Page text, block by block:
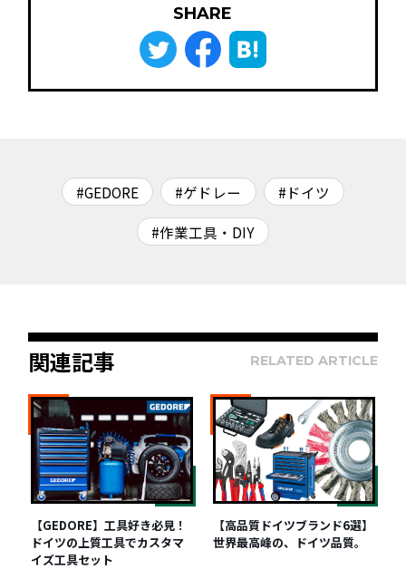
SHARE
#GEDORE #ゲドレー
#ドイツ
#作業工具・DIY
関連記事 RELATED ARTICLE
【GEDORE】工具好き必見！
ドイツの上質工具でカスタマ
イズ工具セット
【高品質ドイツブランド6選】
世界最高峰の、ドイツ品質。